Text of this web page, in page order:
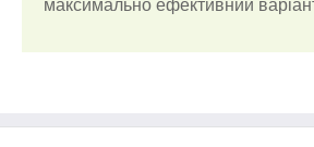
максимально ефективний